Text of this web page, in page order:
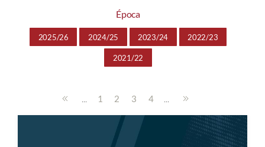
Época
2025/26 2024/25 2023/24 2022/23
2021/22
... 1 2 3 4 ...